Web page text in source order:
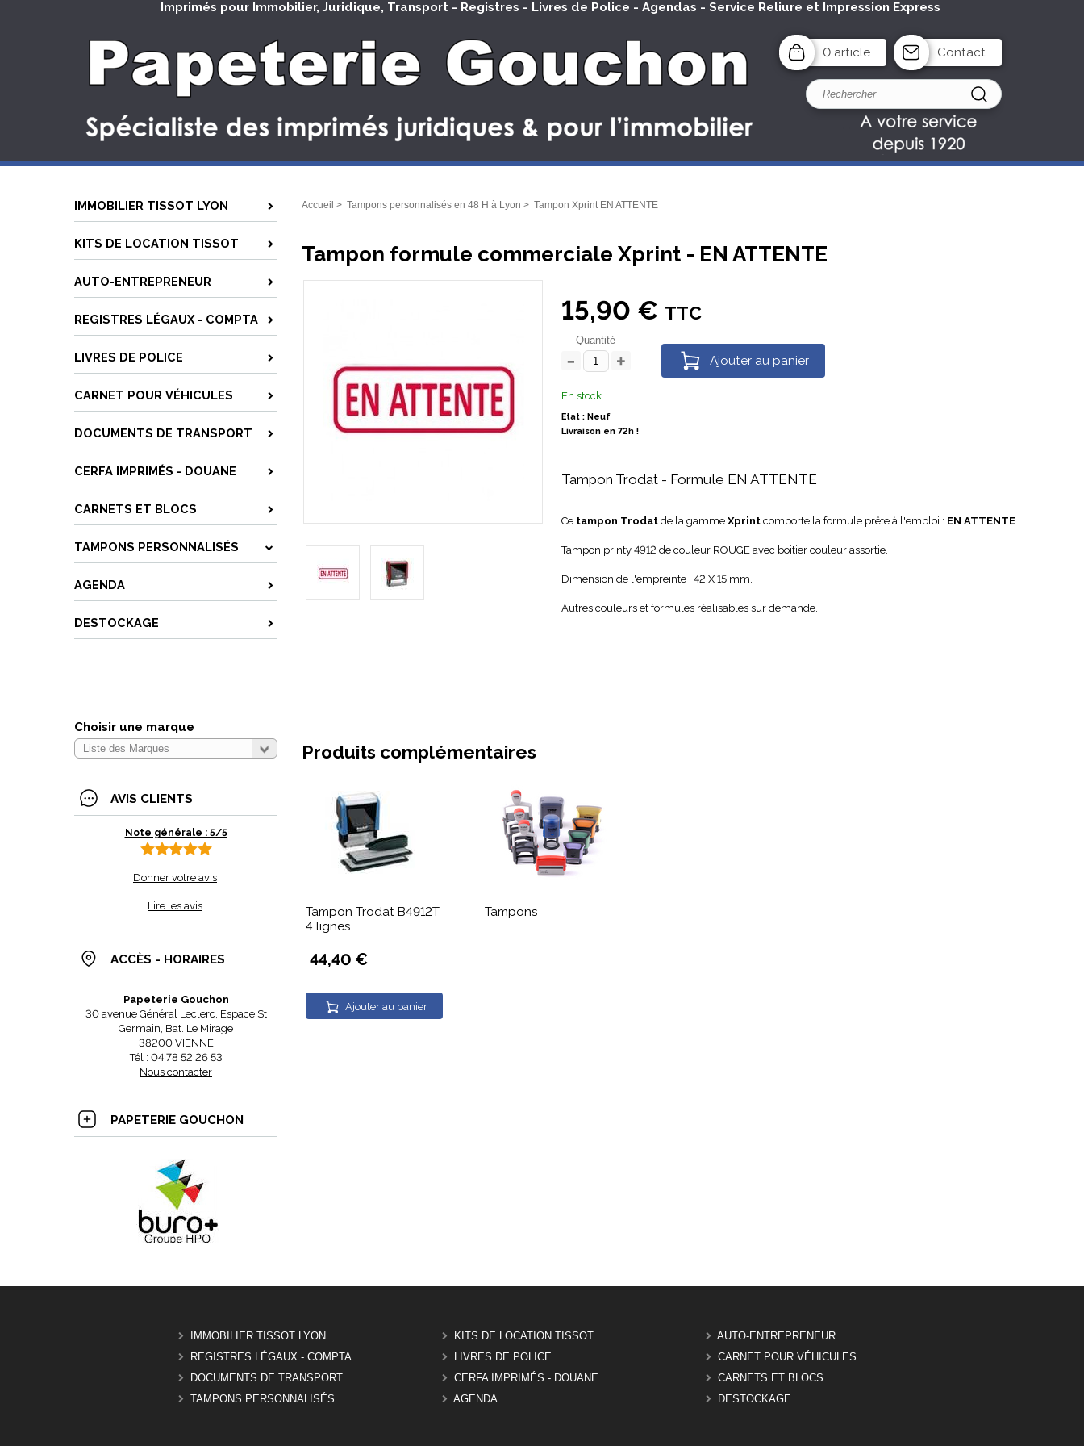
Imprimés pour Immobilier, Juridique, Transport - Registres - Livres de Police - Agendas - Service Reliure et Impression Express
0 article Contact
IMMOBILIER TISSOT LYON
KITS DE LOCATION TISSOT
AUTO-ENTREPRENEUR
REGISTRES LÉGAUX - COMPTA
LIVRES DE POLICE
CARNET POUR VÉHICULES
DOCUMENTS DE TRANSPORT
CERFA IMPRIMÉS - DOUANE
CARNETS ET BLOCS
TAMPONS PERSONNALISÉS
AGENDA
DESTOCKAGE
Choisir une marque
AVIS CLIENTS
Note générale : 5/5
Donner votre avis
Lire les avis
ACCÈS - HORAIRES
Papeterie Gouchon
30 avenue Général Leclerc, Espace St
Germain, Bat. Le Mirage
38200 VIENNE
Tél : 04 78 52 26 53
Nous contacter
PAPETERIE GOUCHON
Accueil > Tampons personnalisés en 48 H à Lyon > Tampon Xprint EN ATTENTE
Tampon formule commerciale Xprint - EN ATTENTE
15,90 € TTC
Quantité
Ajouter au panier
En stock
Etat : Neuf
Livraison en 72h !
Tampon Trodat - Formule EN ATTENTE
Ce tampon Trodatde la gamme Xprint comporte la formule prête à l'emploi : EN ATTENTE.
Tampon printy 4912 de couleur ROUGE avec boitier couleur assortie.
Dimension de l'empreinte : 42 X 15 mm.
Autres couleurs et formules réalisables sur demande.
Produits complémentaires
Tampon Trodat B4912T
4 lignes
44,40 €
Ajouter au panier
Tampons
IMMOBILIER TISSOT LYON KITS DE LOCATION TISSOT
AUTO-ENTREPRENEUR
REGISTRES LÉGAUX - COMPTA
LIVRES DE POLICE
CARNET POUR VÉHICULES
DOCUMENTS DE TRANSPORT
CERFA IMPRIMÉS - DOUANE
CARNETS ET BLOCS
TAMPONS PERSONNALISÉS
AGENDA DESTOCKAGE